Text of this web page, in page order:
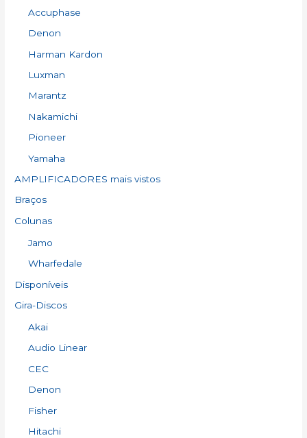
Accuphase
Denon
Harman Kardon
Luxman
Marantz
Nakamichi
Pioneer
Yamaha
AMPLIFICADORES mais vistos
Braços
Colunas
Jamo
Wharfedale
Disponíveis
Gira-Discos
Akai
Audio Linear
CEC
Denon
Fisher
Hitachi